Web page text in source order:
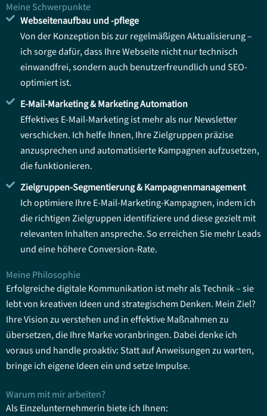
Meine Schwerpunkte
Webseitenaufbau und -pflege
Von der Konzeption bis zur regelmäßigen Aktualisierung –
ich sorge dafür, dass Ihre Webseite nicht nur technisch
einwandfrei, sondern auch benutzerfreundlich und SEO-
optimiert ist.
E-Mail-Marketing & Marketing Automation
Effektives E-Mail-Marketing ist mehr als nur Newsletter
verschicken. Ich helfe Ihnen, Ihre Zielgruppen präzise
anzusprechen und automatisierte Kampagnen aufzusetzen,
die funktionieren.
Zielgruppen-Segmentierung & Kampagnenmanagement
Ich optimiere Ihre E-Mail-Marketing-Kampagnen, indem ich
die richtigen Zielgruppen identifiziere und diese gezielt mit
relevanten Inhalten anspreche. So erreichen Sie mehr Leads
und eine höhere Conversion-Rate.
Meine Philosophie
Erfolgreiche digitale Kommunikation ist mehr als Technik – sie
lebt von kreativen Ideen und strategischem Denken. Mein Ziel?
Ihre Vision zu verstehen und in effektive Maßnahmen zu
übersetzen, die Ihre Marke voranbringen. Dabei denke ich
voraus und handle proaktiv: Statt auf Anweisungen zu warten,
bringe ich eigene Ideen ein und setze Impulse.
Warum mit mir arbeiten?
Als Einzelunternehmerin biete ich Ihnen: